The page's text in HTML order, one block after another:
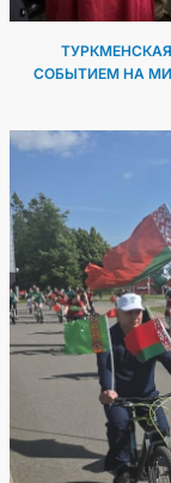
СОБЫТИЕМ НА